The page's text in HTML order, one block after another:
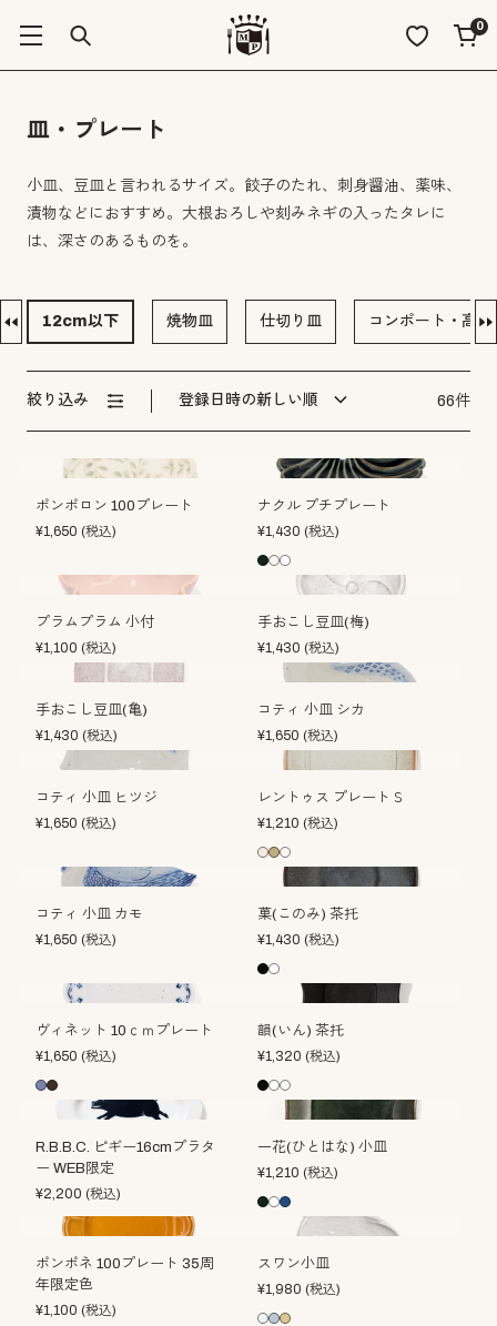
0
皿・プレート
小皿、豆皿と言われるサイズ。餃子のたれ、刺身醤油、薬味、
漬物などにおすすめ。大根おろしや刻みネギの入ったタレに
は、深さのあるものを。
12cm以下 焼物皿 仕切り皿 コンポート・高台
絞り込み 登録日時の新しい順 66件
ポンポロン 100プレート
¥1,650 (税込)
ナクル プチプレート
¥1,430 (税込)
プラムプラム 小付
¥1,100 (税込)
手おこし豆皿(梅)
¥1,430 (税込)
手おこし豆皿(亀)
¥1,430 (税込)
コティ 小皿 シカ
¥1,650 (税込)
コティ 小皿 ヒツジ
¥1,650 (税込)
レントゥス プレートＳ
¥1,210 (税込)
コティ 小皿 カモ
¥1,650 (税込)
菓(このみ) 茶托
¥1,430 (税込)
ヴィネット 10ｃｍプレート
¥1,650 (税込)
韻(いん) 茶托
¥1,320 (税込)
R.B.B.C. ピギー16cmプラタ
ー WEB限定
¥2,200 (税込)
一花(ひとはな) 小皿
¥1,210 (税込)
ポンポネ 100プレート 35周
年限定色
¥1,100 (税込)
スワン小皿
¥1,980 (税込)